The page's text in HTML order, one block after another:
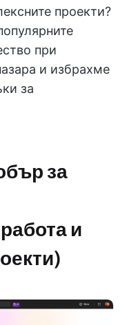
проекти?
при
и избрахме
за
за
и